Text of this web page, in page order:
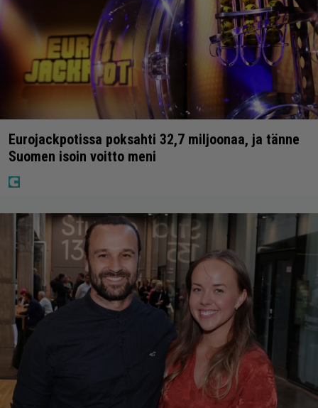
Eurojackpotissa poksahti 32,7 miljoonaa, ja tänne
Suomen isoin voitto meni